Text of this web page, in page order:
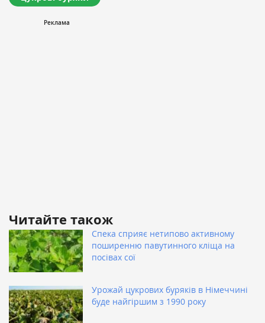
Читайте також
Спека сприяє нетипово активному
поширенню павутинного кліща на
посівах сої
Урожай цукрових буряків в Німеччині
буде найгіршим з 1990 року